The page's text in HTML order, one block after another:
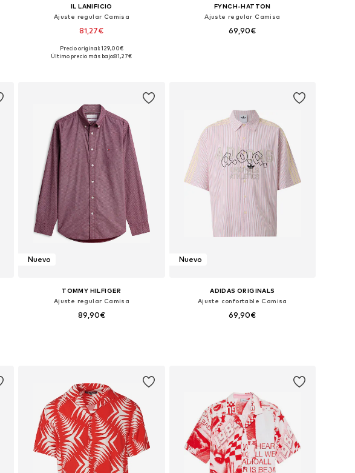
IL LANIFICIO
Ajuste regular Camisa
81,27€
Disponible en muchas tallas
Precio original: 129,00€
Último precio más bajo:81,27€
FYNCH-HATTON
Ajuste regular Camisa
69,90€
Nuevo
TOMMY HILFIGER
Ajuste regular Camisa
89,90€
Nuevo
ADIDAS ORIGINALS
Ajuste confortable Camisa
69,90€